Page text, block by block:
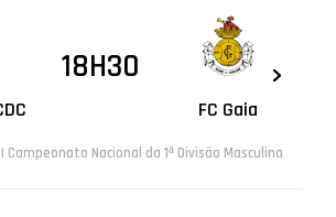
18H30
FC Gaia
Campeonato Nacional da 1ª Divisão Masculina